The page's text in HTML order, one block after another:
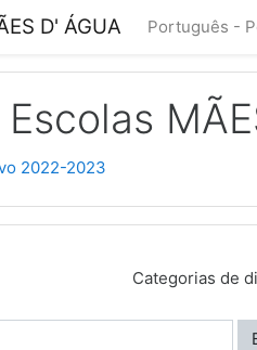
D' ÁGUA Português -
2022-2023
Categorias de